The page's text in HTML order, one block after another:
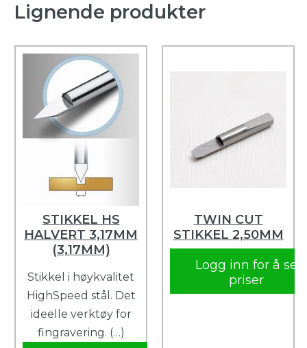
Lignende produkter
STIKKEL HS
HALVERT 3,17MM
(3,17MM)
Stikkel i høykvalitet
HighSpeed stål. Det
ideelle verktøy for
fingravering. (…)
TWIN CUT
STIKKEL 2,50MM
Logg inn for å se
priser